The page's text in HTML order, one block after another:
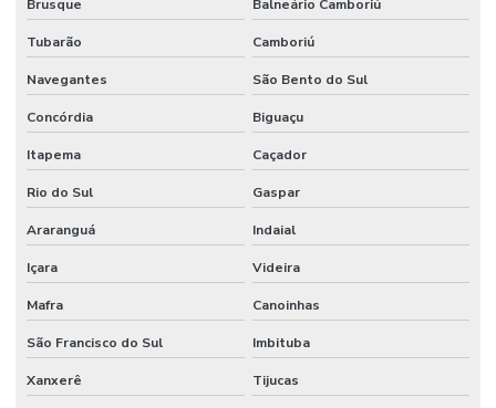
Brusque Balneário Camboriú
Tubarão Camboriú
Navegantes São Bento do Sul
Concórdia Biguaçu
Itapema Caçador
Rio do Sul Gaspar
Araranguá Indaial
Içara Videira
Mafra Canoinhas
São Francisco do Sul Imbituba
Xanxerê Tijucas